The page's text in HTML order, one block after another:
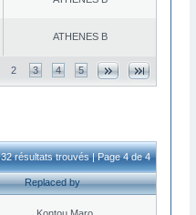
ATHENES Β
2 3 4 5
32 résultats trouvés | Page 4 de 4
Replaced by